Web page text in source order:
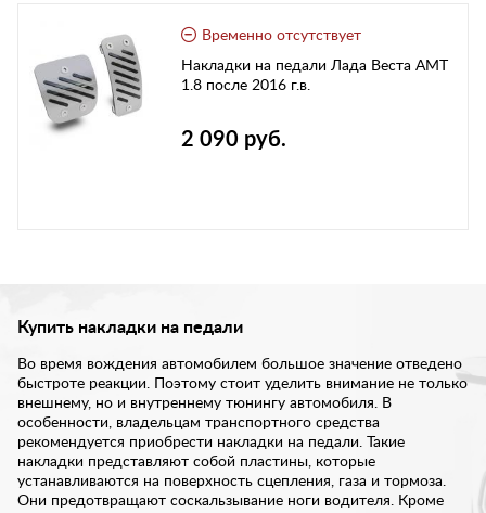
Временно отсутствует
Накладки на педали Лада Веста АМТ
1.8 после 2016 г.в.
2 090 руб.
Купить накладки на педали
Во время вождения автомобилем большое значение отведено
быстроте реакции. Поэтому стоит уделить внимание не только
внешнему, но и внутреннему тюнингу автомобиля. В
особенности, владельцам транспортного средства
рекомендуется приобрести накладки на педали. Такие
накладки представляют собой пластины, которые
устанавливаются на поверхность сцепления, газа и тормоза.
Они предотвращают соскальзывание ноги водителя. Кроме